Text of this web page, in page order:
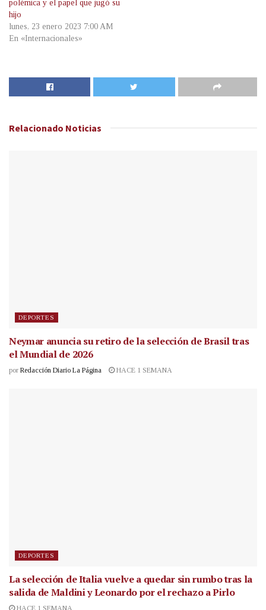
polémica y el papel que jugó su
hijo
lunes, 23 enero 2023 7:00 AM
En «Internacionales»
Relacionado Noticias
DEPORTES
Neymar anuncia su retiro de la selección de Brasil tras
el Mundial de 2026
por Redacción Diario La Página HACE 1 SEMANA
DEPORTES
La selección de Italia vuelve a quedar sin rumbo tras la
salida de Maldini y Leonardo por el rechazo a Pirlo
HACE 1 SEMANA